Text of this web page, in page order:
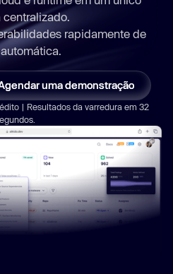
centralizado.
rapidamente de
uma demonstração
| Resultados da varredura em 32